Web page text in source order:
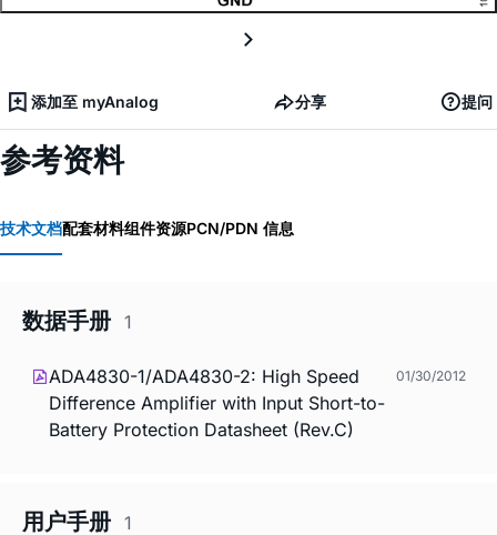
添加至 myAnalog 分享 提问
参考资料
技术文档配套材料组件资源PCN/PDN 信息
数据手册 1
ADA4830-1/ADA4830-2: High Speed
Difference Amplifier with Input Short-to-
Battery Protection Datasheet (Rev.C)
01/30/2012
用户手册 1